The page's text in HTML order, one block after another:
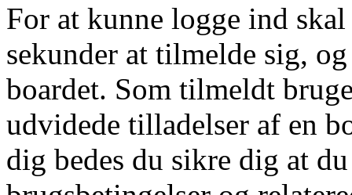
For at kunne logge ind
sekunder at tilmelde sig,
boardet. Som tilmeldt
udvidede tilladelser af en
dig bedes du sikre dig at